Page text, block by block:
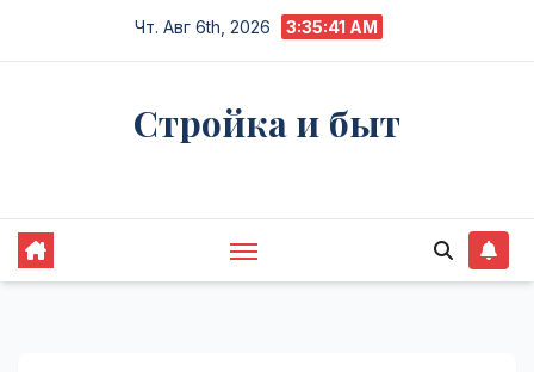
Чт. Авг 6th, 2026 3:35:42 AM
Стройка и быт